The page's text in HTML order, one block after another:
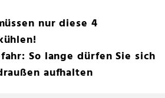
nur diese 4
So lange dürfen Sie sich
aufhalten